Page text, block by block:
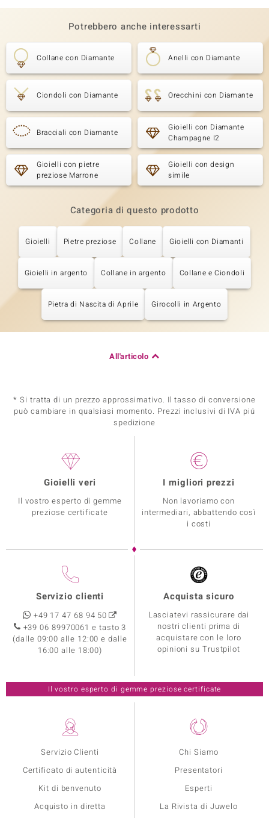
Potrebbero anche interessarti
Collane con Diamante Anelli con Diamante
Ciondoli con Diamante Orecchini con Diamante
Bracciali con Diamante
Gioielli con Diamante
Champagne I2
Gioielli con pietre
preziose Marrone
Gioielli con design
simile
Categoria di questo prodotto
Gioielli Pietre preziose Collane Gioielli con Diamanti
Gioielli in argento Collane in argento Collane e Ciondoli
Pietra di Nascita di Aprile Girocolli in Argento
All'articolo
* Si tratta di un prezzo approssimativo. Il tasso di conversione
può cambiare in qualsiasi momento. Prezzi inclusivi di IVA piú
spedizione
Servizio Clienti
Certificato di autenticità
Kit di benvenuto
Acquisto in diretta
Chi Siamo
Presentatori
Esperti
La Rivista di Juwelo
Gioielli veri
Il vostro esperto di gemme
preziose certificate
I migliori prezzi
Non lavoriamo con
intermediari, abbattendo così
i costi
Servizio clienti
+49 17 47 68 94 50
+39 06 89970061 e tasto 3
(dalle 09:00 alle 12:00 e dalle
16:00 alle 18:00)
Acquista sicuro
Lasciatevi rassicurare dai
nostri clienti prima di
acquistare con le loro
opinioni su Trustpilot
Il vostro esperto di gemme preziose certificate